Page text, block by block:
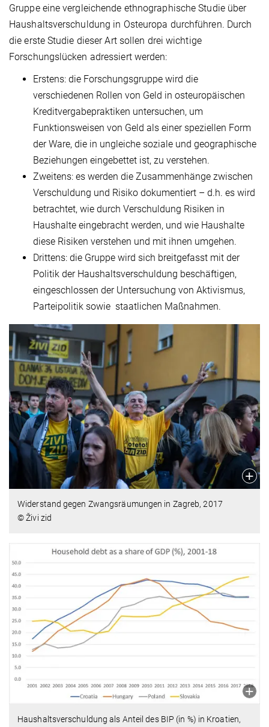
Gruppe eine vergleichende ethnographische Studie über
Haushaltsverschuldung in Osteuropa durchführen. Durch
die erste Studie dieser Art sollen drei wichtige
Forschungslücken adressiert werden:
Erstens: die Forschungsgruppe wird die
verschiedenen Rollen von Geld in osteuropäischen
Kreditvergabepraktiken untersuchen, um
Funktionsweisen von Geld als einer speziellen Form
der Ware, die in ungleiche soziale und geographische
Beziehungen eingebettet ist, zu verstehen.
Zweitens: es werden die Zusammenhänge zwischen
Verschuldung und Risiko dokumentiert – d.h. es wird
betrachtet, wie durch Verschuldung Risiken in
Haushalte eingebracht werden, und wie Haushalte
diese Risiken verstehen und mit ihnen umgehen.
Drittens: die Gruppe wird sich breitgefasst mit der
Politik der Haushaltsverschuldung beschäftigen,
eingeschlossen der Untersuchung von Aktivismus,
Parteipolitik sowie staatlichen Maßnahmen.
Widerstand gegen Zwangsräumungen in Zagreb, 2017
© Živi zid
Haushaltsverschuldung als Anteil des BIP (in %) in Kroatien,